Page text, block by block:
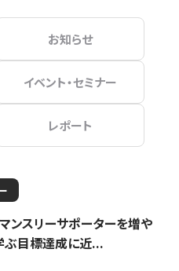
お知らせ
イベント・セミナー
レポート
マンスリーサポーターを増や
ぶ目標達成に近...